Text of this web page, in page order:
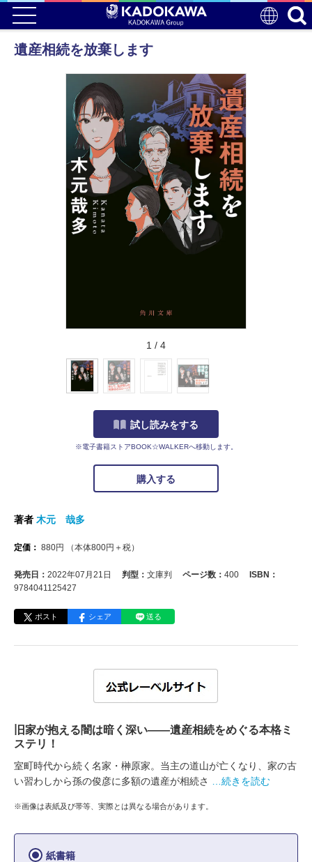
遺産相続を放棄します
1 / 4
試し読みをする
※電子書籍ストアBOOK☆WALKERへ移動します。
購入する
著者 木元 哉多
定価： 880円 （本体800円＋税）
発売日： 2022年07月21日 判型： 文庫判 ページ数： 400
ISBN：
9784041125427
ポスト シェア 送る
旧家が抱える闇は暗く深い――遺産相続をめぐる本格ミ
ステリ！
室町時代から続く名家・榊原家。当主の道山が亡くなり、家の古
い習わしから孫の俊彦に多額の遺産が相続さ
…続きを読む
※画像は表紙及び帯等、実際とは異なる場合があります。
紙書籍